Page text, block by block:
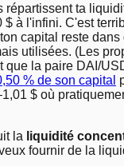
répartissent ta
à l'infini. C'est
capital reste
utilisées. (Les
que la paire DAI/
% de son capital
$ où
la liquidité
fournir de la